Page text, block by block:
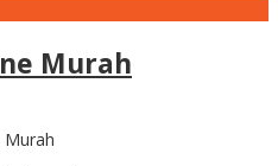
Murah